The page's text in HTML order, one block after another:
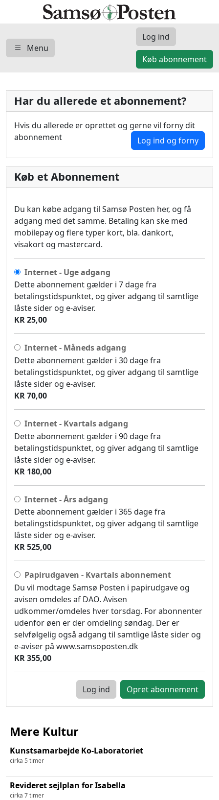
Menu
Log ind
Køb abonnement
Har du allerede et abonnement?
Hvis du allerede er oprettet og gerne vil forny dit
abonnement
Log ind og forny
Køb et Abonnement
Du kan købe adgang til Samsø Posten her, og få
adgang med det samme. Betaling kan ske med
mobilepay og flere typer kort, bla. dankort,
visakort og mastercard.
Internet - Uge adgang
Dette abonnement gælder i 7 dage fra
betalingstidspunktet, og giver adgang til samtlige
låste sider og e-aviser.
KR 25,00
Internet - Måneds adgang
Dette abonnement gælder i 30 dage fra
betalingstidspunktet, og giver adgang til samtlige
låste sider og e-aviser.
KR 70,00
Internet - Kvartals adgang
Dette abonnement gælder i 90 dage fra
betalingstidspunktet, og giver adgang til samtlige
låste sider og e-aviser.
KR 180,00
Internet - Års adgang
Dette abonnement gælder i 365 dage fra
betalingstidspunktet, og giver adgang til samtlige
låste sider og e-aviser.
KR 525,00
Papirudgaven - Kvartals abonnement
Du vil modtage Samsø Posten i papirudgave og
avisen omdeles af DAO. Avisen
udkommer/omdeles hver torsdag. For abonnenter
udenfor øen er der omdeling søndag. Der er
selvfølgelig også adgang til samtlige låste sider og
e-aviser på www.samsoposten.dk
KR 355,00
Log ind
Mere Kultur
Kunstsamarbejde Ko-Laboratoriet
cirka 5 timer
Revideret sejlplan for Isabella
cirka 7 timer